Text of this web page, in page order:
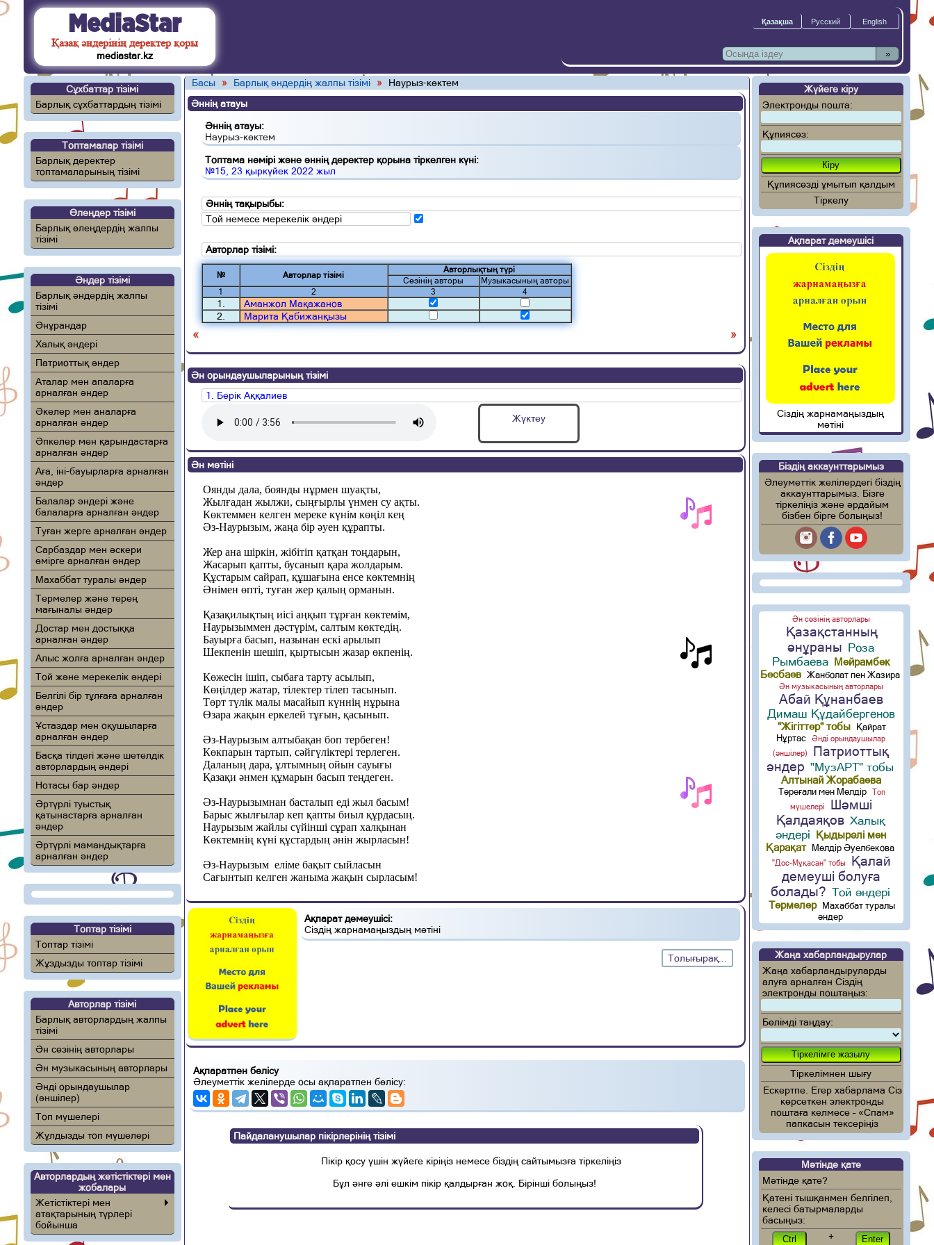
MediaStar
Қазақ әндерінің деректер қоры
mediastar.kz »
Сұхбаттар тізімі
Барлық сұхбаттардың тізімі
Топтамалар тізімі
Барлық деректер
топтамаларының тізімі
Өлеңдер тізімі
Барлық өлеңдердің жалпы
тізімі
Әндер тізімі
Барлық әндердің жалпы
тізімі
Әнұрандар
Халық әндері
Патриоттық әндер
Аталар мен апаларға
арналған әндер
Әкелер мен аналарға
арналған әндер
Әпкелер мен қарындастарға
арналған әндер
Аға, іні-бауырларға арналған
әндер
Балалар әндері және
балаларға арналған әндер
Туған жерге арналған әндер
Сарбаздар мен әскери
өмірге арналған әндер
Махаббат туралы әндер
Термелер және терең
мағыналы әндер
Достар мен достыққа
арналған әндер
Алыс жолға арналған әндер
Той және мерекелік әндері
Белгілі бір тұлғаға арналған
әндер
Ұстаздар мен оқушыларға
арналған әндер
Басқа тілдегі және шетелдік
авторлардың әндері
Нотасы бар әндер
Әртүрлі туыстық
қатынастарға арналған
әндер
Әртүрлі мамандықтарға
арналған әндер
Топтар тізімі
Топтар тізімі
Жұздызды топтар тізімі
Авторлар тізімі
Барлық авторлардың жалпы
тізімі
Ән сөзінің авторлары
Ән музыкасының авторлары
Әнді орындаушылар
(әншілер)
Топ мүшелері
Жұлдызды топ мүшелері
Авторлардың жетістіктері мен
жобалары
Жетістіктері мен
атақтарының түрлері
бойынша
Басы » Барлық әндердің жалпы тізімі »
Наурыз-көктем
Әннің атауы
Әннің атауы:
Наурыз-көктем
Топтама нөмірі және әннің деректер қорына тіркелген күні:
№15, 23 қыркүйек 2022 жыл
Әннің тақырыбы:
Той немесе мерекелік әндері
Авторлар тізімі:
№ Авторлар тізімі
Авторлықтың түрі
Сөзінің авторы
Музыкасының авторы
1
2 3 4
1.
Аманжол Мақажанов
2.
Марита Қабижанқызы
« »
Ән орындаушыларының тізімі
1. Берік Аққалиев
Жүктеу
Ән мәтіні
Оянды дала, боянды нұрмен шуақты,
Жылғадан жылжи, сыңғырлы үнмен су ақты.
Көктеммен келген мереке күнім көңіл кең
Әз-Наурызым, жаңа бір әуен құрапты.
Жер ана шіркін, жібітіп қатқан тоңдарын,
Жасарып қапты, бусанып қара жолдарым.
Құстарым сайрап, құшағына енсе көктемнің
Әнімен өпті, туған жер қалың орманын.
Қазақилықтың иісі аңқып тұрған көктемім,
Наурызыммен дәстүрім, салтым көктедің.
Бауырға басып, назынан ескі арылып
Шекпенін шешіп, қыртысын жазар өкпенің.
Көжесін ішіп, сыбаға тарту асылып,
Көңілдер жатар, тілектер тілеп тасынып.
Төрт түлік малы масайып күннің нұрына
Өзара жақын еркелей тұғын, қасынып.
Әз-Наурызым алтыбақан боп тербеген!
Көкпарын тартып, сәйгүліктері терлеген.
Даланың дара, ұлтымның ойын сауығы
Қазақи әнмен құмарын басып теңдеген.
Әз-Наурызымнан басталып еді жыл басым!
Барыс жылғылар кеп қапты биыл құрдасың.
Наурызым жайлы сүйінші сұрап халқынан
Көктемнің күні құстардың әнін жырласын!
Әз-Наурызым еліме бақыт сыйласын
Сағынтып келген жаныма жақын сырласым!
Ақпарат демеушісі:
Сіздің жарнамаңыздың мәтіні
Толығырақ...
Ақпаратпен бөлісу
Әлеуметтік желілерде осы ақпаратпен бөлісу:
Пайдаланушылар пікірлерінің тізімі
Пікір қосу үшін жүйеге кіріңіз немесе біздің сайтымызға тіркеліңіз
Бұл әнге әлі ешкім пікір қалдырған жоқ. Бірінші болыңыз!
Жүйеге кіру
Электронды пошта:
Құпиясөз:
Құпиясөзді ұмытып қалдым
Тіркелу
Ақпарат демеушісі
Сіздің жарнамаңыздың
мәтіні
Біздің аккаунттарымыз
Әлеуметтік желілердегі біздің
аккаунттарымыз. Бізге
тіркеліңіз және әрдайым
бізбен бірге болыңыз!
Ән сөзінің авторлары
Қазақстанның
әнұраны Роза
Рымбаева Мейрамбек
Бесбаев Жанболат пен Жазира
Ән музыкасының авторлары
Абай Құнанбаев
Димаш Құдайбергенов
"Жігіттер" тобы
Қайрат
Нұртас
Әнді орындаушылар
(әншілер)
Патриоттық
әндер "МузАРТ" тобы
Алтынай Жорабаева
Төреғали мен Мөлдір
Топ
мүшелері
Шәмші
Қалдаяқов Халық
әндері Қыдырәлі мен
Қарақат
Мөлдір Әуелбекова
"Дос-Мұқасан" тобы
Қалай
демеуші болуға
болады? Той әндері
Термелер
Махаббат туралы
әндер
Жаңа хабарландырулар
Жаңа хабарландыруларды
алуға арналған Сіздің
электронды поштаңыз:
Бөлімді таңдау:
Тіркелімнен шығу
Ескертпе. Егер хабарлама Сіз
көрсеткен электронды
поштаға келмесе – «Спам»
папкасын тексеріңіз
Мәтінде қате
Мәтінде қате?
Қатені тышқанмен белгілеп,
келесі батырмаларды
басыңыз:
+